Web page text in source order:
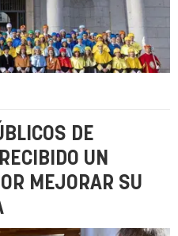
DE
UN
MEJORAR SU